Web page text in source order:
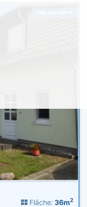
Fläche: 36m2